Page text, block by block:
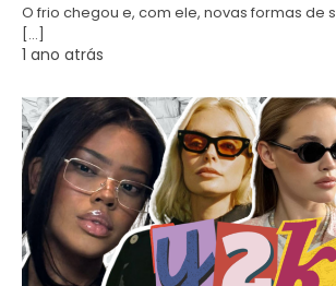
O frio chegou e, com ele, novas formas de
[…]
1 ano atrás